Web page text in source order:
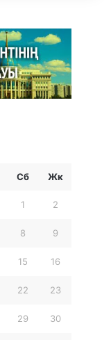
Сб Жк
1 2
8 9
15 16
22 23
29 30